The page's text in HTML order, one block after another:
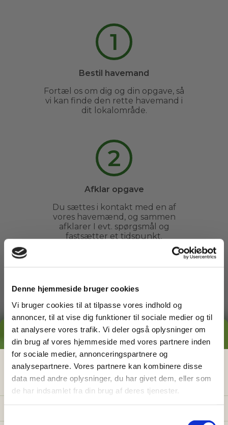
Denne hjemmeside bruger cookies
Vi bruger cookies til at tilpasse vores indhold og
annoncer, til at vise dig funktioner til sociale medier og til
at analysere vores trafik. Vi deler også oplysninger om
din brug af vores hjemmeside med vores partnere inden
for sociale medier, annonceringspartnere og
analysepartnere. Vores partnere kan kombinere disse
data med andre oplysninger, du har givet dem, eller som
de har indsamlet fra din brug af deres tjenester.
1
Bestil havemand
Fortæl os om dig og din opgave, så
vi kan finde den rette havemand i
dit lokalområde.
2
Afklar opgave
Du sættes i kontakt med en af
vores havemænd, og sammen
afklarer I evt. spørgsmål og
fastsætter et tidspunkt.
3
Arbejdet udføres
Du kan slappe af, mens din
havemand ordner din have. Du
behøver ikke engang være
hjemme.
4
GRATIS PRISESTIMAT
Hvad koster detegentligat få
hjælp i haven?
Få vores prisguide med faste timepriser, eksempler